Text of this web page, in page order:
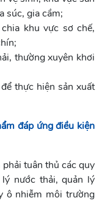
súc, gia cầm;
khu vực sơ chế,
thường xuyên khơi
thực hiện sản xuất
đáp ứng điều kiện
tuân thủ các quy
nước thải, quản lý
ô nhiễm môi trường